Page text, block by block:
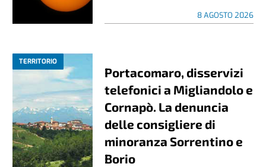
8 AGOSTO 2026
TERRITORIO
Portacomaro, disservizi
telefonici a Migliandolo e
Cornapò. La denuncia
delle consigliere di
minoranza Sorrentino e
Borio